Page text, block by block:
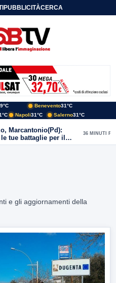
PUBBLICITÀCERCA
Benevento31°C
Napoli31°C Salerno31°C
Marcantonio(Pd):
tue battaglie per il
36 MINUTI FA
e gli aggiornamenti della